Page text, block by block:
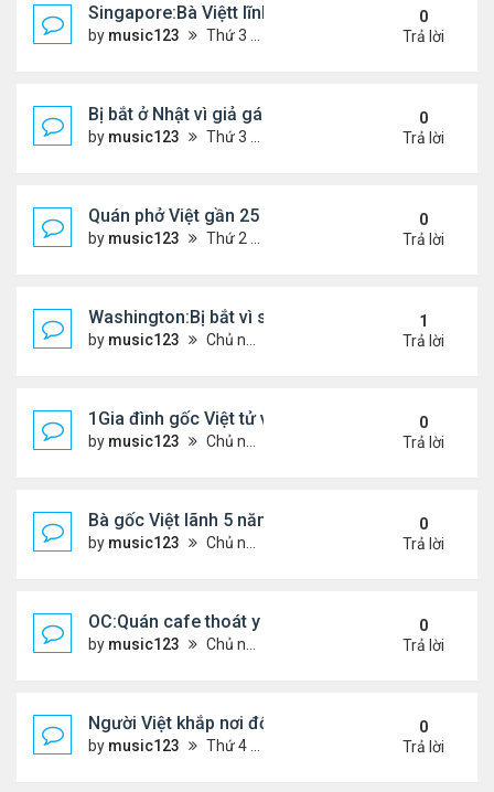
Singapore:Bà Việtt lĩnh án tù vì tội đa phu
by music123 Thứ 3 Tháng 3 03, 2026 5:39 pm
0
Trả lời
Bị bắt ở Nhật vì giả gái lừa 28 đàn ông...
by music123 Thứ 3 Tháng 3 03, 2026 5:36 pm
0
Trả lời
Quán phở Việt gần 25 năm giữ chân thực khách
by music123 Thứ 2 Tháng 3 02, 2026 3:52 pm
0
Trả lời
Washington:Bị bắt vì sát hại mẹ ruột
by music123 Chủ nhật Tháng 3 01, 2026 6:24 pm
1
Trả lời
1Gia đình gốc Việt tử vong ở Mỹ
by music123 Chủ nhật Tháng 3 01, 2026 6:26 pm
0
Trả lời
Bà gốc Việt lãnh 5 năm tù vì đe dọa đánh bom
by music123 Chủ nhật Tháng 2 22, 2026 5:53 pm
0
Trả lời
OC:Quán cafe thoát y của gốc Việt bị Cảnh sát
by music123 Chủ nhật Tháng 2 22, 2026 5:45 pm
0
Trả lời
Người Việt khắp nơi đổ về chợ hoa Phước Lộc Thọ
by music123 Thứ 4 Tháng 2 11, 2026 7:58 pm
0
Trả lời